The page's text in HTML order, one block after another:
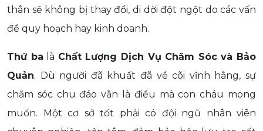
thân sẽ không bị thay đổi, di dời đột ngột do các vấn
đề quy hoạch hay kinh doanh.
Thứ ba là Chất Lượng Dịch Vụ Chăm Sóc và Bảo
Quản. Dù người đã khuất đã về cõi vĩnh hằng, sự
chăm sóc chu đáo vẫn là điều mà con cháu mong
muốn. Một cơ sở tốt phải có đội ngũ nhân viên